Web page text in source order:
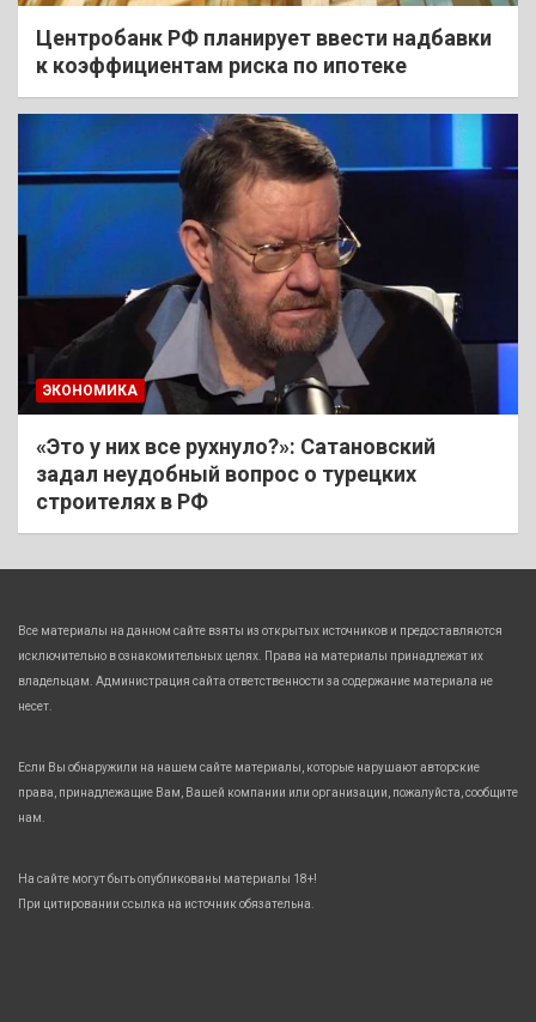
Центробанк РФ планирует ввести надбавки
к коэффициентам риска по ипотеке
ЭКОНОМИКА
«Это у них все рухнуло?»: Сатановский
задал неудобный вопрос о турецких
строителях в РФ
Все материалы на данном сайте взяты из открытых источников и предоставляются
исключительно в ознакомительных целях. Права на материалы принадлежат их
владельцам. Администрация сайта ответственности за содержание материала не
несет.
Если Вы обнаружили на нашем сайте материалы, которые нарушают авторские
права, принадлежащие Вам, Вашей компании или организации, пожалуйста, сообщите
нам.
На сайте могут быть опубликованы материалы 18+!
При цитировании ссылка на источник обязательна.